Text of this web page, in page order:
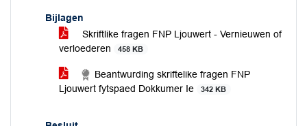
Bijlagen
Skriftlike fragen FNP Ljouwert - Vernieuwen of
verloederen
458 KB
Beantwurding skriftelike fragen FNP
Ljouwert fytspaed Dokkumer Ie
342 KB